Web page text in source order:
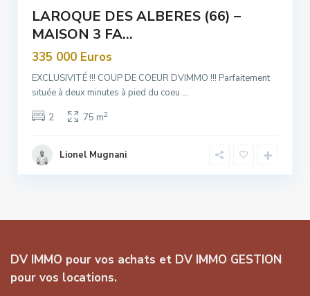
LAROQUE DES ALBERES (66) –
MAISON 3 FA...
335 000 Euros
EXCLUSIVITÉ !!! COUP DE COEUR DVIMMO !!! Parfaitement
située à deux minutes à pied du coeu...
2
75 m2
Lionel Mugnani
DV IMMO pour vos achats et DV IMMO GESTION
pour vos locations.